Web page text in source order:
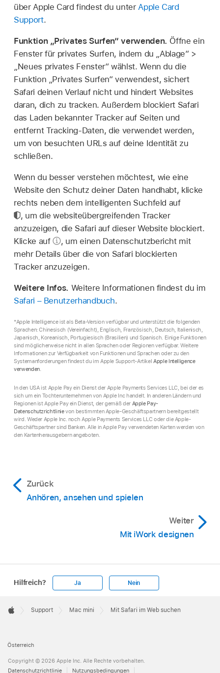
über Apple Card findest du unterApple Card
Support.
Funktion „Privates Surfen“ verwenden. Öffne ein
Fenster für privates Surfen, indem du „Ablage“ >
„Neues privates Fenster“ wählst. Wenn du die
Funktion „Privates Surfen“ verwendest, sichert
Safari deinen Verlauf nicht und hindert Websites
daran, dich zu tracken. Außerdem blockiert Safari
das Laden bekannter Tracker auf Seiten und
entfernt Tracking-Daten, die verwendet werden,
um von besuchten URLs auf deine Identität zu
schließen.
Wenn du besser verstehen möchtest, wie eine
Website den Schutz deiner Daten handhabt, klicke
rechts neben dem intelligenten Suchfeld auf
, um die websiteübergreifenden Tracker
anzuzeigen, die Safari auf dieser Website blockiert.
Klicke auf
, um einen Datenschutzbericht mit
mehr Details über die von Safari blockierten
Tracker anzuzeigen.
Weitere Infos. Weitere Informationen findest du im
Safari – Benutzerhandbuch.
*Apple Intelligence ist als Beta-Version verfügbar und unterstützt die folgenden
Sprachen: Chinesisch (Vereinfacht), Englisch, Französisch, Deutsch, Italienisch,
Japanisch, Koreanisch, Portugiesisch (Brasilien) und Spanisch. Einige Funktionen
sind möglicherweise nicht in allen Sprachen oder Regionen verfügbar. Weitere
Informationen zur Verfügbarkeit von Funktionen und Sprachen oder zu den
Systemanforderungen findest du im Apple Support-ArtikelApple Intelligence
verwenden.
In den USA ist Apple Pay ein Dienst der Apple Payments Services LLC, bei der es
sich um ein Tochterunternehmen von Apple Inc handelt. In anderen Ländern und
Regionen ist Apple Pay ein Dienst, der gemäß der Apple Pay-
Datenschutzrichtlinievon bestimmten Apple-Geschäftspartnern bereitgestellt
wird. Weder Apple Inc. noch Apple Payments Services LLC oder die Apple-
Geschäftspartner sind Banken. Alle in Apple Pay verwendeten Karten werden von
den Kartenherausgebern angeboten.
Zurück
Anhören, ansehen und spielen
Weiter
Mit iWork designen
Hilfreich? Ja Nein
Footer

Support Mac mini Mit Safari im Web suchen
Österreich
Copyright © 2026 Apple Inc. Alle Rechte vorbehalten.
Datenschutzrichtlinie
Nutzungsbedingungen